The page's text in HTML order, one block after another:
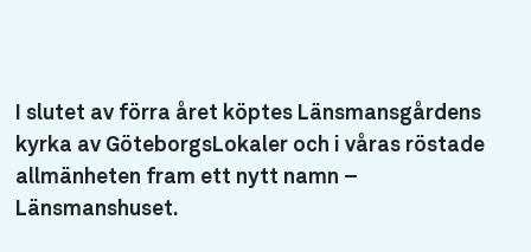
I slutet av förra året köptes Länsmansgårdens
kyrka av GöteborgsLokaler och i våras röstade
allmänheten fram ett nytt namn –
Länsmanshuset.